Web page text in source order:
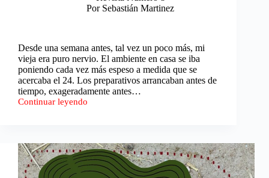
Por Sebastián Martinez
Desde una semana antes, tal vez un poco más, mi
vieja era puro nervio. El ambiente en casa se iba
poniendo cada vez más espeso a medida que se
acercaba el 24. Los preparativos arrancaban antes de
tiempo, exageradamente antes…
Continuar leyendo
Mecanismo